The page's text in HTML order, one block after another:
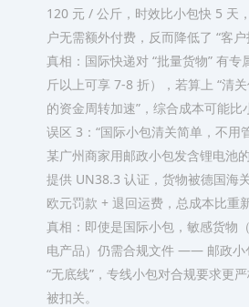
120 元 / 公斤，时效比小包快 5 天
户无需额外付费，反而降低了 “客户
真相：国际快递对 “批量货物” 有专
斤以上可享 7-8 折），若算上 “清
的资金周转加速”，综合成本可能比
误区 3：“国际小包清关简单，不用
某广州商家用邮政小包发含锂电池
提供 UN38.3 认证，货物被德国海
欧元罚款 + 退回运费，总成本比重
真相：即使是国际小包，敏感货物
电产品）仍需合规文件 —— 邮政小
“无底线”，专线小包对合规要求更
被扣关。​